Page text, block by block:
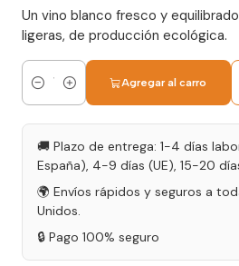
Un vino blanco fresco y
ligeras, de producción ecológica.
Cantidad
Agregar al carro
🚚 Plazo de entrega: 1-4 días
España), 4-9 días (UE), 15-20
🌍 Envíos rápidos y seguros a
Unidos.
🔒 Pago 100% seguro